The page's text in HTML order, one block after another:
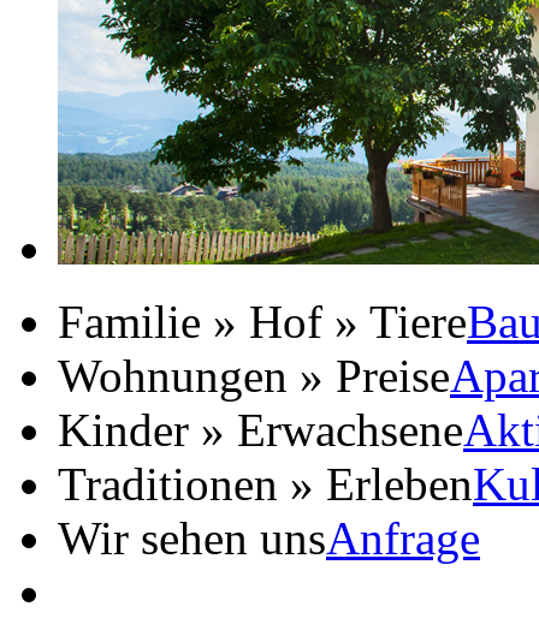
Familie » Hof » Tiere
Wohnungen » Preise
Kinder » Erwachsene
Traditionen » Erleben
Wir sehen unsAnfrage